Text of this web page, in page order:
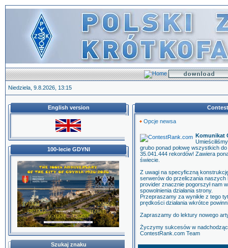
Niedziela, 9.8.2026, 13:15
English version
100-lecie GDYNI
Szukaj znaku
Opcje newsa
Komunikat
grubo ponad połowę wszystkich
35.041.444 rekordów! Zawiera
świecie.
Z uwagi na specyficzną
serwerów do przeliczania
provider znacznie pogorszył nam
spowolnienia działania strony.
Przepraszamy za wynikłe z tego
prędkości działania wkrótce
Zapraszamy do lektury nowego
Życzymy sukcesów w
ContestRank.com Team